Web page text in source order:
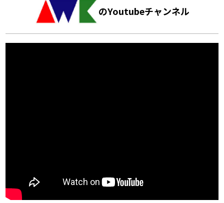
のYoutubeチャンネル